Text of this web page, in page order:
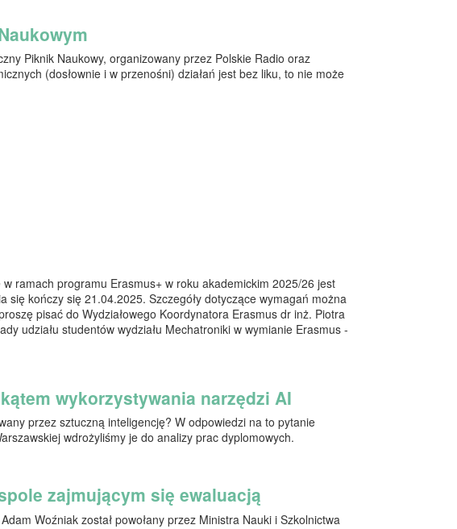
Piknik Naukowy, organizowany przez Polskie Radio oraz
(dosłownie i w przenośni) działań jest bez liku, to nie może
ramach programu Erasmus+ w roku akademickim 2025/26 jest
się kończy się 21.04.2025. Szczegóły dotyczące wymagań można
pisać do Wydziałowego Koordynatora Erasmus dr inż. Piotra
udziału studentów wydziału Mechatroniki w wymianie Erasmus -
wykorzystywania narzędzi AI
przez sztuczną inteligencję? W odpowiedzi na to pytanie
wdrożyliśmy je do analizy prac dyplomowych.
zajmującym się ewaluacją
Woźniak został powołany przez Ministra Nauki i Szkolnictwa